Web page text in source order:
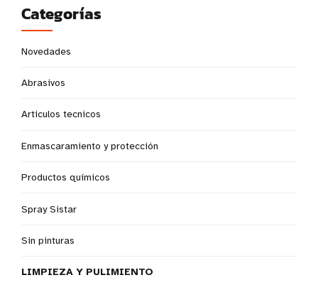
Categorías
Novedades
Abrasivos
Articulos tecnicos
Enmascaramiento y protección
Productos químicos
Spray Sistar
Sin pinturas
LIMPIEZA Y PULIMIENTO